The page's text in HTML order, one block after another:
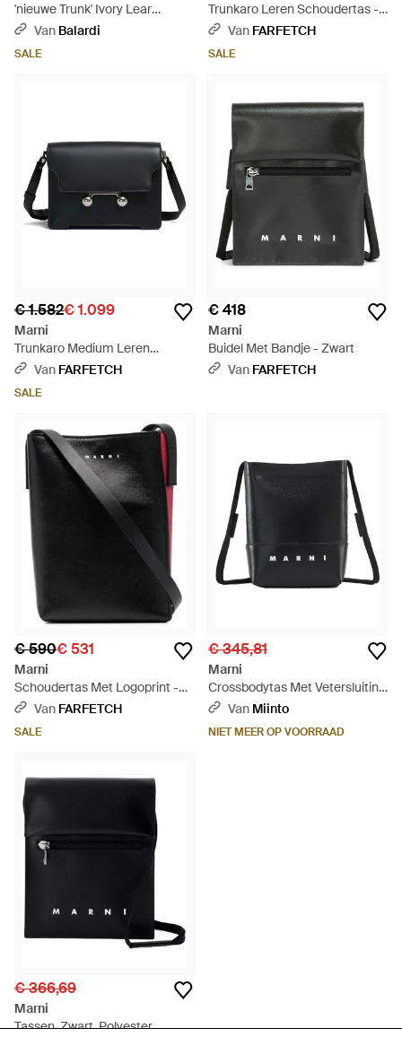
'nieuwe Trunk' Ivory Lear
Crossbody Bag - Naturel
Van Balardi
SALE
Trunkaro Leren Schoudertas -
Blauw
Van FARFETCH
SALE
€ 1.582€ 1.099
Marni
Trunkaro Medium Leren
Schoudertas - Zwart
Van FARFETCH
SALE
€ 418
Marni
Buidel Met Bandje - Zwart
Van FARFETCH
€ 590€ 531
Marni
Schoudertas Met Logoprint -
Zwart
Van FARFETCH
SALE
€ 345,81
Marni
Crossbodytas Met Vetersluiting
- Zwart
Van Miinto
NIET MEER OP VOORRAAD
€ 366,69
Marni
Tassen ,Zwart ,Polyester